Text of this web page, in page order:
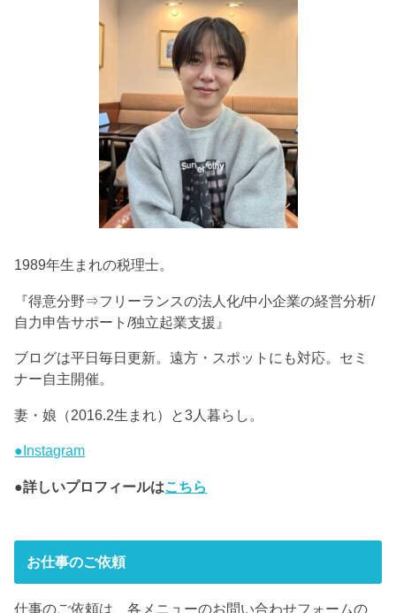
1989年生まれの税理士。
『得意分野⇒フリーランスの法人化/中小企業の経営分析/
自力申告サポート/独立起業支援』
ブログは平日毎日更新。遠方・スポットにも対応。セミ
ナー自主開催。
妻・娘（2016.2生まれ）と3人暮らし。
●Instagram
●詳しいプロフィールはこちら
お仕事のご依頼
仕事のご依頼は、各メニューのお問い合わせフォームの